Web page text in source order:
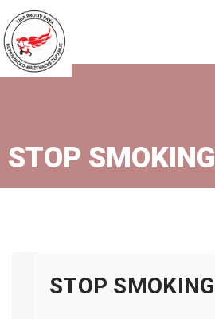
STOP SMOKING
STOP SMOKING